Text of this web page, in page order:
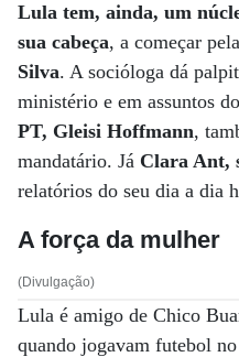
Lula tem, ainda, um
sua cabeça, a começar
Silva. A socióloga dá
ministério e em assuntos
PT, Gleisi Hoffmann,
mandatário. Já Clara Ant,
relatórios do seu dia a dia
A força da mulher
(Divulgação)
Lula é amigo de Chico
quando jogavam futebol